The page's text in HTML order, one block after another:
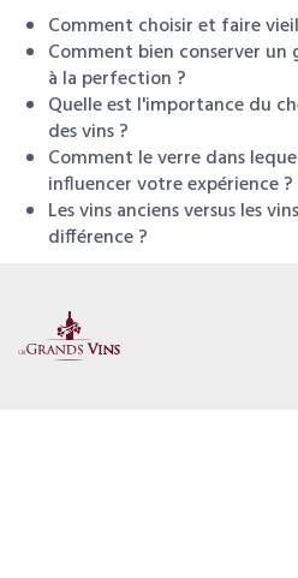
Comment choisir et faire
Comment bien conserver
à la perfection ?
Quelle est l'importance du
des vins ?
Comment le verre dans
influencer votre expérience ?
Les vins anciens versus les
différence ?